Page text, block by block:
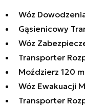
Wóz
Gąsienicowy
Wóz
Transporter
Moździerz 120
Wóz Ewakuacji
Transporter